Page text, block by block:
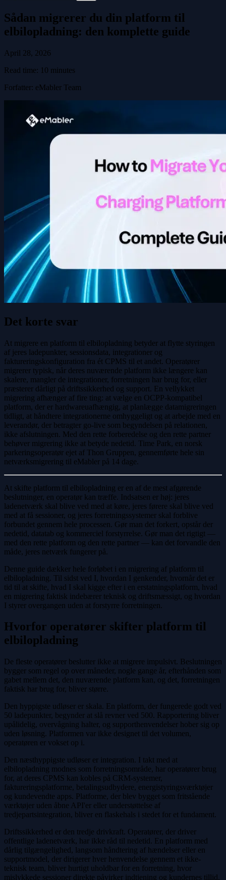
Sådan migrerer du din platform til
elbilopladning: den komplette guide
April 28, 2026
Read time: 10 minutes
Forfatter: eMabler Team
Det korte svar
At migrere en platform til elbilopladning betyder at flytte styringen
af jeres ladepunkter, sessionsdata, integrationer og
faktureringskonfiguration fra ét CPMS til et andet. Operatører
migrerer typisk, når deres nuværende platform ikke længere kan
skalere, mangler de integrationer, forretningen har brug for, eller
præsterer dårligt på driftssikkerhed og support. En vellykket
migrering afhænger af fire ting: at vælge en OCPP-kompatibel
platform, der er hardwareuafhængig, at planlægge datamigreringen
tidligt, at håndtere integrationerne omhyggeligt og at arbejde med en
leverandør, der betragter go-live som begyndelsen på relationen,
ikke afslutningen. Med den rette forberedelse og den rette partner
behøver migrering ikke at betyde nedetid. Time Park, en norsk
parkeringsoperatør ejet af Thon Gruppen, gennemførte hele sin
netværksmigrering til eMabler på 14 dage.
At skifte platform til elbilopladning er en af de mest afgørende
beslutninger, en operatør kan træffe. Indsatsen er høj: jeres
ladenetværk skal blive ved med at køre, jeres førere skal blive ved
med at få sessioner, og jeres forretningssystemer skal forblive
forbundet gennem hele processen. Gør man det forkert, opstår der
nedetid, datatab og kommerciel forstyrrelse. Gør man det rigtigt —
med den rette platform og den rette partner — kan det forvandle den
måde, jeres netværk fungerer på.
Denne guide dækker hele forløbet i en migrering af platform til
elbilopladning. Til sidst ved I, hvordan I genkender, hvornår det er
tid til at skifte, hvad I skal kigge efter i en erstatningsplatform, hvad
en migrering faktisk indebærer teknisk og driftsmæssigt, og hvordan
I styrer overgangen uden at forstyrre forretningen.
Hvorfor operatører skifter platform til
elbilopladning
De fleste operatører beslutter ikke at migrere impulsivt. Beslutningen
bygger som regel op over måneder, nogle gange år, efterhånden som
gabet mellem det, den nuværende platform kan, og det, forretningen
faktisk har brug for, bliver større.
Den hyppigste udløser er skala. En platform, der fungerede godt ved
50 ladepunkter, begynder at slå revner ved 500. Rapportering bliver
upålidelig, overvågning halter, og supporthenvendelser hober sig op
uden løsning. Platformen var ikke designet til det volumen,
operatøren er vokset op i.
Den næsthyppigste udløser er integration. I takt med at
elbilopladning modnes som forretningsområde, har operatører brug
for, at deres CPMS kan kobles på CRM-systemer,
faktureringsplatforme, betalingsudbydere, energistyringsværktøjer
og kundevendte apps. Platforme, der blev bygget som fritstående
værktøjer uden åbne API'er eller understøttelse af
tredjepartsintegration, bliver en flaskehals i stedet for et fundament.
Driftssikkerhed er den tredje drivkraft. Operatører, der driver
offentlige ladenetværk, har ikke råd til nedetid. En platform med
dårlig tilgængelighed, langsom håndtering af hændelser eller en
supportmodel, der dirigerer hver henvendelse gennem et ikke-
teknisk team, bliver hurtigt uholdbar for en forretning, hvor
mislykkede sessioner direkte påvirker indtjening og kundernes tillid.